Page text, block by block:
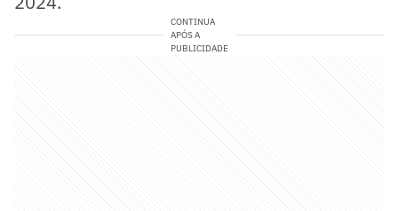
CONTINUA
APÓS A
PUBLICIDADE